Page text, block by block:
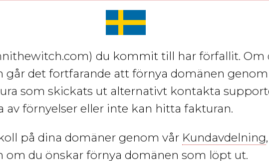
du kommit till har förfallit. Om
går det fortfarande att förnya domänen
som skickats ut alternativt kontakta
av förnyelser eller inte kan hitta fakturan.
på dina domäner genom vår Kundavdelning
om du önskar förnya domänen som löpt ut.